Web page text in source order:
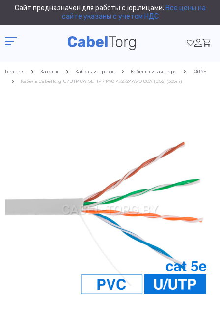
Сайт предназначен для работы с юр.лицами. Все цены на
сайте указаны с учетом НДС
Главная Каталог Кабель и провод Кабель витая пара
CAT5E
Кабель CabelTorg U/UTP CAT5E 4PR PVC 4x2x24AWG CCA (0,52) (305m)